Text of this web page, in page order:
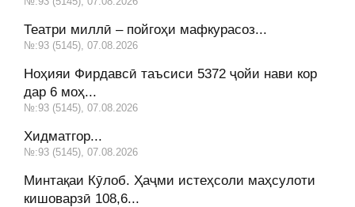
Театри миллӣ – пойгоҳи мафкурасоз...
№:93 (5145), 07.08.2026
Ноҳияи Фирдавсӣ таъсиси 5372 ҷойи нави кор
дар 6 моҳ...
№:93 (5145), 07.08.2026
Хидматгор...
№:93 (5145), 07.08.2026
Минтақаи Кӯлоб. Ҳаҷми истеҳсоли маҳсулоти
кишоварзӣ 108,6...